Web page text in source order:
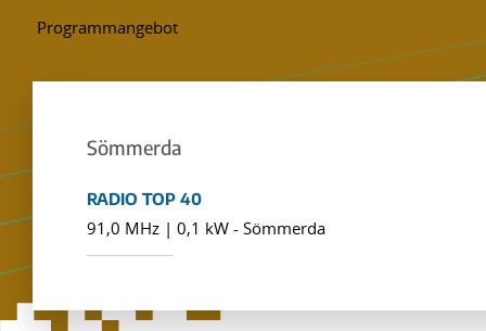
Sömmerda
RADIO TOP 40
91,0 MHz | 0,1 kW - Sömmerda